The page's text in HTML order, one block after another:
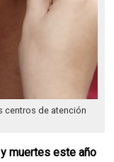
centros de atención
muertes este año